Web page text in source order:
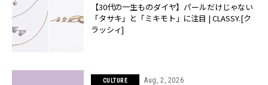
【30代の一生ものダイヤ】パールだけじゃない
「タサキ」と「ミキモト」に注目 | CLASSY.[ク
ラッシィ]
CULTURE Aug, 2, 2026